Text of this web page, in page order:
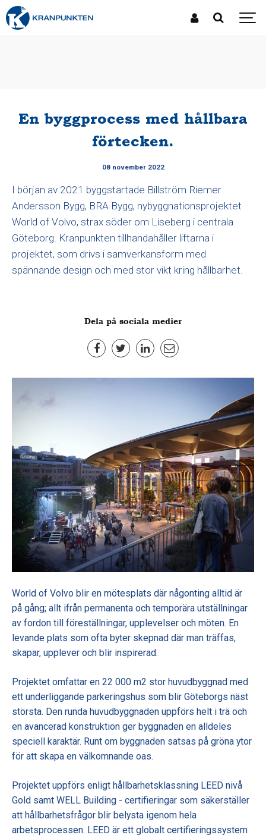
En byggprocess med hållbara
förtecken.
08 november 2022
I början av 2021 byggstartade Billström Riemer
Andersson Bygg, BRA Bygg, nybyggnationsprojektet
World of Volvo, strax söder om Liseberg i centrala
Göteborg. Kranpunkten tillhandahåller liftarna i
projektet, som drivs i samverkansform med
spännande design och med stor vikt kring hållbarhet.
Dela på sociala medier
World of Volvo blir en mötesplats där någonting alltid är
på gång; allt ifrån permanenta och temporära utställningar
av fordon till föreställningar, upplevelser och möten. En
levande plats som ofta byter skepnad där man träffas,
skapar, upplever och blir inspirerad.
Projektet omfattar en 22 000 m2 stor huvudbyggnad med
ett underliggande parkeringshus som blir Göteborgs näst
största. Den runda huvudbyggnaden uppförs helt i trä och
en avancerad konstruktion ger byggnaden en alldeles
speciell karaktär. Runt om byggnaden satsas på gröna ytor
för att skapa en välkomnande oas.
Projektet uppförs enligt hållbarhetsklassning LEED nivå
Gold samt WELL Building - certifieringar som säkerställer
att hållbarhetsfrågor blir belysta igenom hela
arbetsprocessen. LEED är ett globalt certifieringssystem